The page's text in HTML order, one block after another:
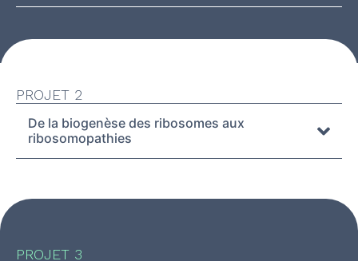
PROJET 2
De la biogenèse des ribosomes aux
ribosomopathies
PROJET 3